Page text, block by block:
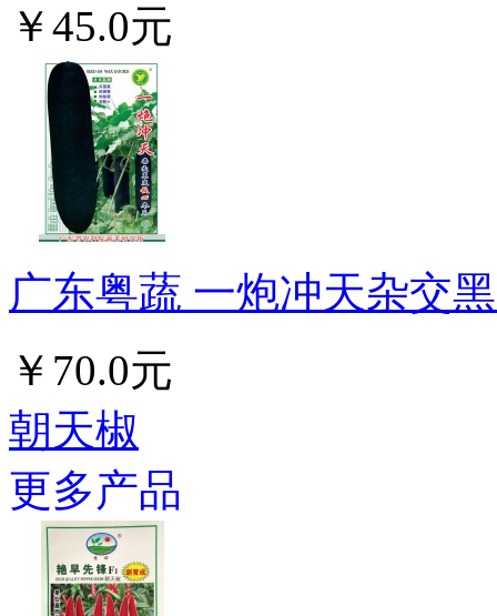
￥45.0元
广东粤蔬 一炮冲天杂交
￥70.0元
朝天椒
更多产品